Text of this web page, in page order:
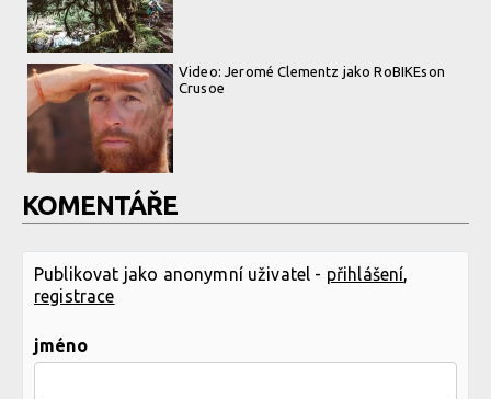
Video: Jeromé Clementz jako RoBIKEson
Crusoe
KOMENTÁŘE
Publikovat jako anonymní uživatel - přihlášení,
registrace
jméno